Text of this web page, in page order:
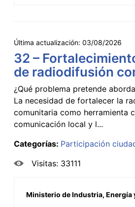
Última actualización: 03/08/2026
32 –
de radiodifusión
¿Qué problema pretende
La necesidad de fortalecer la
comunitaria como herramienta
comunicación local y l...
Categorías: Participación
Visitas: 33111
Ministerio de Industria, Energía